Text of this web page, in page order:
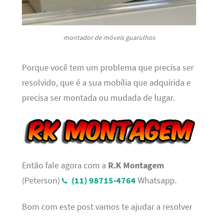
montador de móveis guarulhos
Porque você tem um problema que precisa ser
resolvido, que é a sua mobília que adquirida e
precisa ser montada ou mudada de lugar.
Então fale agora com a R.K Montagem
(Peterson)
(11) 98715-4764 Whatsapp.
Bom com este post vamos te ajudar a resolver